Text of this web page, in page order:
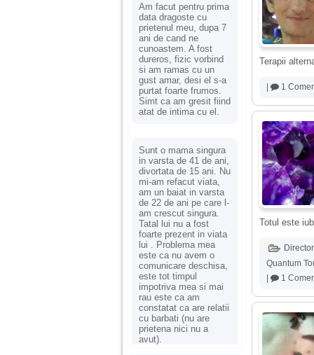
Am facut pentru prima
data dragoste cu
prietenul meu, dupa 7
ani de cand ne
cunoastem. A fost
dureros, fizic vorbind
si am ramas cu un
gust amar, desi el s-a
purtat foarte frumos.
Simt ca am gresit fiind
atat de intima cu el.
Sunt o mama singura
in varsta de 41 de ani,
divortata de 15 ani. Nu
mi-am refacut viata,
am un baiat in varsta
de 22 de ani pe care l-
am crescut singura.
Tatal lui nu a fost
foarte prezent in viata
lui . Problema mea
este ca nu avem o
comunicare deschisa,
este tot timpul
impotriva mea si mai
rau este ca am
constatat ca are relatii
cu barbati (nu are
prietena nici nu a
avut).
Terapii
1
Totul este
Quantum
1